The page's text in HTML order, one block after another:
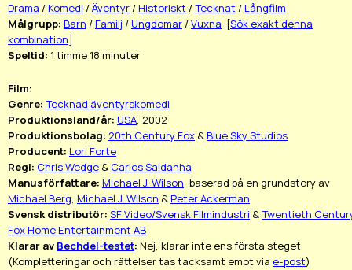
Drama /Komedi /Äventyr /Historiskt /Tecknat /Långfilm
Målgrupp: Barn /Familj /Ungdomar /Vuxna [Sök exakt denna
kombination]
Speltid: 1 timme 18 minuter
Film:
Genre: Tecknad äventyrskomedi
Produktionsland/år: USA, 2002
Produktionsbolag: 20th Century Fox &Blue Sky Studios
Producent: Lori Forte
Regi: Chris Wedge & Carlos Saldanha
Manusförfattare: Michael J. Wilson, baserad på en grundstory av
Michael Berg, Michael J. Wilson &Peter Ackerman
Svensk distributör: SF Video/Svensk Filmindustri &Twentieth
Fox Home Entertainment AB
Klarar av Bechdel-testet: Nej, klarar inte ens första steget
(Kompletteringar och rättelser tas tacksamt emot via e-post)